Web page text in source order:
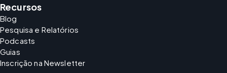
Recursos
Blog
Pesquisa e Relatórios
Podcasts
Guias
Inscrição na Newsletter